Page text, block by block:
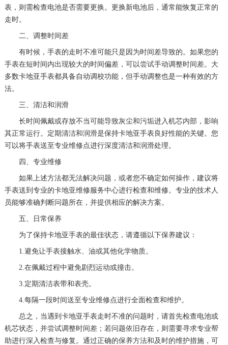
表，则需检查电池是否需要更换。更换新电池后，通常能恢复正常的
走时。
二、调整时间差
有时候，手表的走时不准可能只是因为时间差导致的。如果您的
手表在短时间内出现较大的时间偏差，可以尝试手动调整时间差。大
多数卡地亚手表都具备自动调校功能，但手动调整也是一种有效的方
法。
三、清洁和润滑
长时间佩戴或存放不当可能导致灰尘和污垢进入机芯内部，影响
其正常运行。定期清洁和润滑是保持卡地亚手表良好性能的关键。您
可以将手表送至专业维修点进行深度清洁和润滑处理。
四、专业维修
如果上述方法都无法解决问题，或者您不确定如何操作，建议将
手表送到专业的卡地亚维修服务中心进行检查和维修。专业的技术人
员能够准确判断问题所在，并提供相应的解决方案。
五、日常保养
为了保持卡地亚手表的最佳状态，请遵循以下保养建议：
1.避免让手表接触水、油或其他化学物质。
2.在佩戴过程中避免剧烈运动或撞击。
3.定期清洁表带和表壳。
4.每隔一段时间送至专业维修点进行全面检查和维护。
总之，当遇到卡地亚手表走时不准的问题时，请首先检查电池或
机芯状态，并尝试调整时间差；若问题依旧存在，则需要寻求专业帮
助进行深入检查与修复。通过正确的保养方法和及时的维护措施，可